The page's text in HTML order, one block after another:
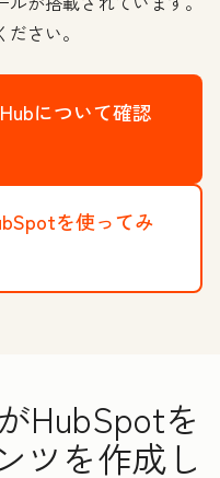
さい。
について確認
を使ってみ
HubSpotを
ツを作成し